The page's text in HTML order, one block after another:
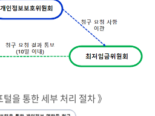
털을 통한 세부 처리 절차 》